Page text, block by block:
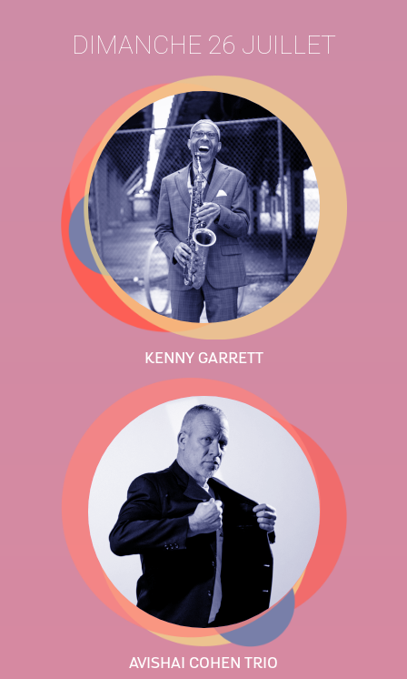
DIMANCHE 26 JUILLET
KENNY GARRETT
AVISHAI COHEN TRIO